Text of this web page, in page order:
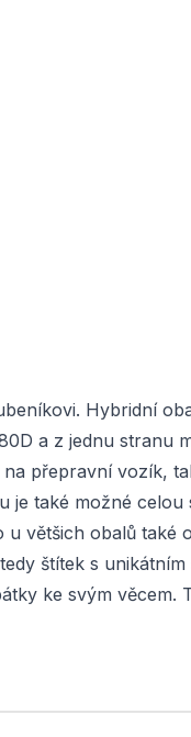
Hybridní
a z jednu stranu
přepravní vozík,
je také možné
většich obalů také
štítek s
ke svým věcem.